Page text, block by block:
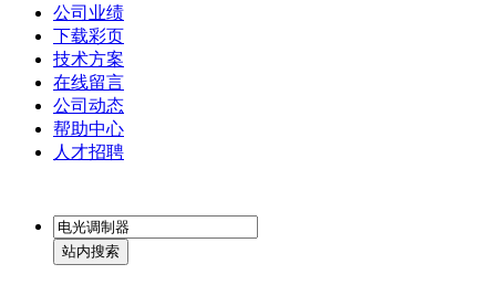
公司业绩
下载彩页
技术方案
在线留言
公司动态
帮助中心
人才招聘